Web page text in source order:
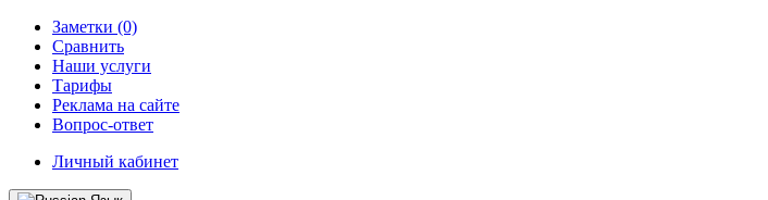
Заметки (0)
Сравнить
Наши услуги
Тарифы
Реклама на сайте
Вопрос-ответ
Личный кабинет